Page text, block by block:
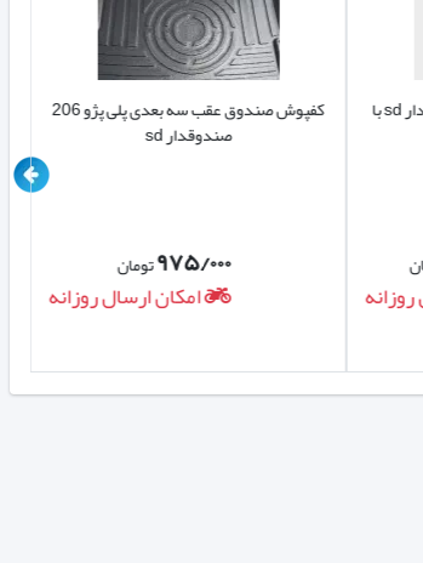
کفپوش صندوق عقب سه بعدی پلی پژو 206
صندوقدار sd
۹۷۵/۰۰۰تومان
امکان ارسال روزانه
کفپوش سه بعدی پژو 206 صندوقدار sd با